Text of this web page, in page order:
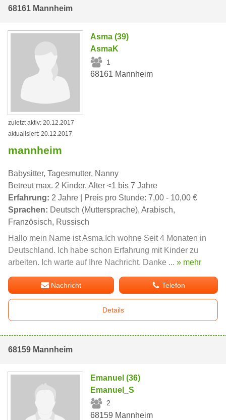
68161 Mannheim
Asma (39)
AsmaK
1
68161 Mannheim
zuletzt aktiv: 20.12.2017
aktualisiert: 20.12.2017
mannheim
Babysitter, Tagesmutter, Nanny
Betreut max. 2 Kinder, Alter <1 bis 7 Jahre
Erfahrung: 2 Jahre | Preis pro Stunde: 7,00 - 10,00 €
Sprachen: Deutsch (Muttersprache), Arabisch,
Französisch, Russisch
Hallo mein Name ist Asma.Ich wohne Seit 4 Monaten in
Deutschland. Ich habe schon Erfahrung mit Kinder zu
arbeiten. Ich warte auf Ihre Nachricht. Danke ... » mehr
Nachricht Telefon
Details
68159 Mannheim
Emanuel (36)
Emanuel_S
2
68159 Mannheim